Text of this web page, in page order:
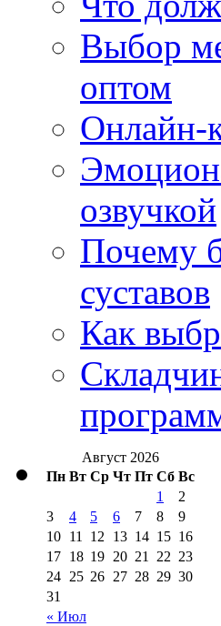
Выбор
оптом
Онлайн-
озвучкой
Почему
суставов
Как
Август 2026
Пн Вт Ср Чт Пт Сб Вс
« Июл
1
2
3
4 5 6 7 8
9
10 11 12 13 14 15 16
17 18 19 20 21 22 23
24 25 26 27 28 29 30
31